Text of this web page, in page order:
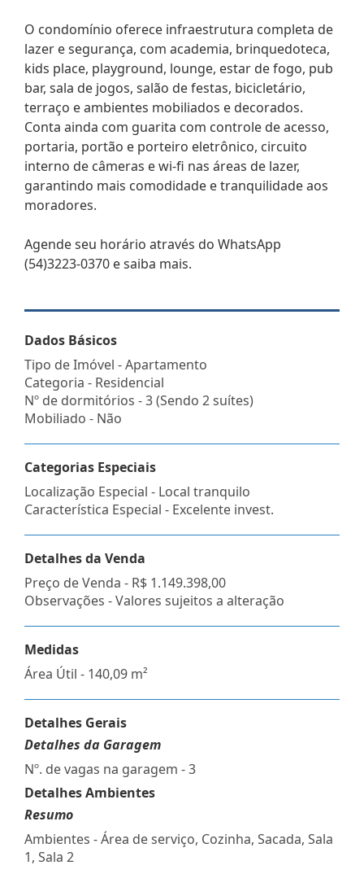
O condomínio oferece infraestrutura completa de
lazer e segurança, com academia, brinquedoteca,
kids place, playground, lounge, estar de fogo, pub
bar, sala de jogos, salão de festas, bicicletário,
terraço e ambientes mobiliados e decorados.
Conta ainda com guarita com controle de acesso,
portaria, portão e porteiro eletrônico, circuito
interno de câmeras e wi-fi nas áreas de lazer,
garantindo mais comodidade e tranquilidade aos
moradores.
Agende seu horário através do WhatsApp
(54)3223-0370 e saiba mais.
Dados Básicos
Tipo de Imóvel - Apartamento
Categoria - Residencial
Nº de dormitórios - 3 (Sendo 2 suítes)
Mobiliado - Não
Categorias Especiais
Localização Especial - Local tranquilo
Característica Especial - Excelente invest.
Detalhes da Venda
Preço de Venda - R$ 1.149.398,00
Observações - Valores sujeitos a alteração
Medidas
Área Útil - 140,09 m²
Detalhes Gerais
Detalhes da Garagem
Nº. de vagas na garagem - 3
Detalhes Ambientes
Resumo
Ambientes - Área de serviço, Cozinha, Sacada, Sala
1, Sala 2